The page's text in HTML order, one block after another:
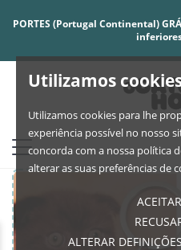
Utilizamos
Utilizamos cookies para lhe
experiência possível no nosso
concorda com a nossa política
alterar as suas preferências de
ACEITAR
ALTERAR
PORTES (Portugal Continental)